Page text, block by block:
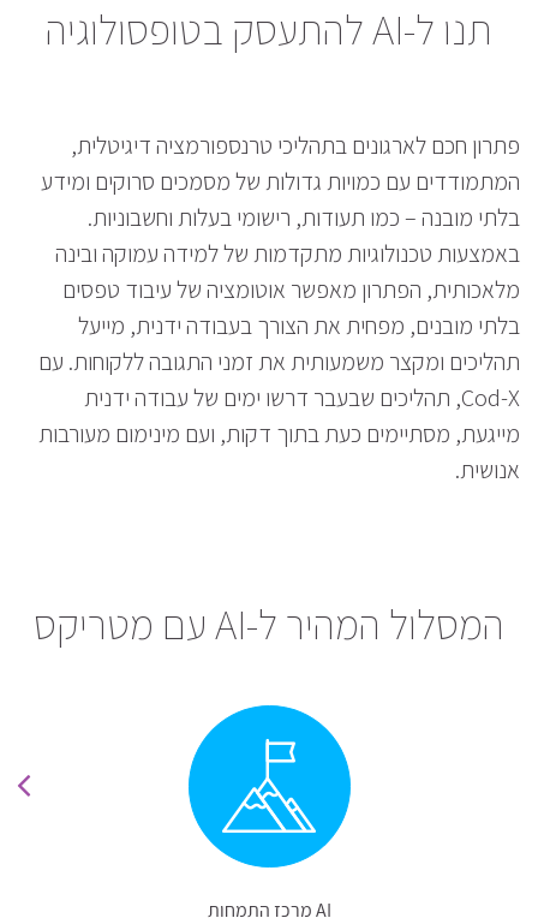
תנו ל-AI להתעסק בטופסולוגיה
פתרון חכם לארגונים בתהליכי טרנספורמציה דיגיטלית,
המתמודדים עם כמויות גדולות של מסמכים סרוקים ומידע
בלתי מובנה – כמו תעודות, רישומי בעלות וחשבוניות.
באמצעות טכנולוגיות מתקדמות של למידה עמוקה ובינה
מלאכותית, הפתרון מאפשר אוטומציה של עיבוד טפסים
בלתי מובנים, מפחית את הצורך בעבודה ידנית, מייעל
תהליכים ומקצר משמעותית את זמני התגובה ללקוחות. עם
Cod-X, תהליכים שבעבר דרשו ימים של עבודה ידנית
מייגעת, מסתיימים כעת בתוך דקות, ועם מינימום מעורבות
אנושית.
המסלול המהיר ל-AI עם מטריקס
מרכז התמחות AI